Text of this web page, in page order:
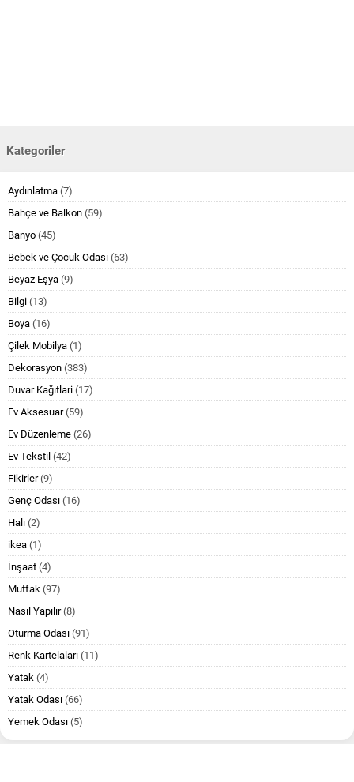
Kategoriler
Aydınlatma (7)
Bahçe ve Balkon (59)
Banyo (45)
Bebek ve Çocuk Odası (63)
Beyaz Eşya (9)
Bilgi (13)
Boya (16)
Çilek Mobilya (1)
Dekorasyon (383)
Duvar Kağıtlari (17)
Ev Aksesuar(59)
Ev Düzenleme (26)
Ev Tekstil (42)
Fikirler(9)
Genç Odası (16)
Halı (2)
ikea (1)
İnşaat (4)
Mutfak (97)
Nasıl Yapılır(8)
Oturma Odası (91)
Renk Kartelaları (11)
Yatak (4)
Yatak Odası (66)
Yemek Odası (5)